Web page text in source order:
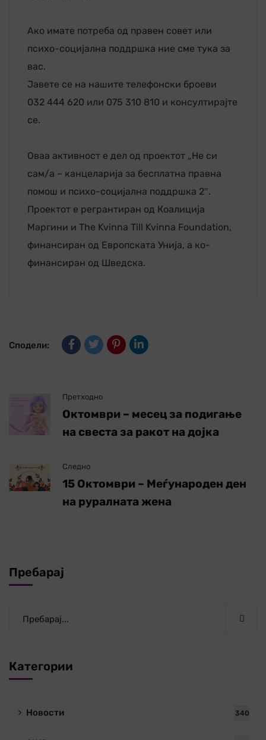
Ако имате потреба од правен совет или
психо-социјална поддршка ние сме тука за
вас.
Јавете се на нашите телефонски броеви
032 444 620 или 075 310 810 и консултирајте
се.
Оваа активност е дел од проектот „Не си
сам/а – канцеларија за бесплатна правна
помош и психо-социјална поддршка 2″.
Проектот е регрантиран од Коалиција
Маргини и The Kvinna Till Kvinna Foundation,
финансиран од Европската Унија, а ко-
финансиран од Шведска.
Сподели:
Претходно
Октомври – месец за подигање
на свеста за ракот на дојка
Следно
15 Октомври – Меѓународен ден
на руралната жена
Пребарај
Категории
Новости 340